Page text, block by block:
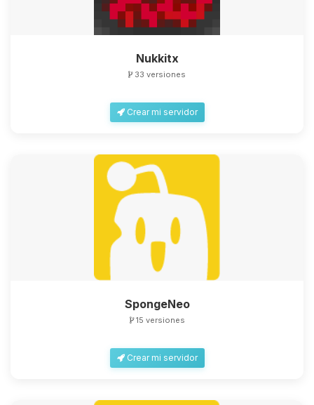
Nukkitx
33 versiones
Crear mi servidor
SpongeNeo
15 versiones
Crear mi servidor